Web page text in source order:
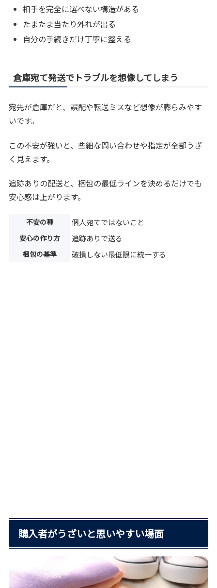
相手を完全に選べない構造がある
たまたま当たり外れが出る
自分の手続きだけ丁寧に整える
倉庫宛て発送でトラブルを想像してしまう
宛先が倉庫だと、誤配や転送ミスなど想像が膨らみやす
いです。
この不安が強いと、些細な問い合わせや指定が全部うざ
く見えます。
追跡ありの配送と、梱包の最低ラインを決めるだけでも
安心感は上がります。
不安の種 個人宛てではないこと
安心の作り方 追跡ありで送る
梱包の基準 破損しない最低限に統一する
購入者がうざいと思いやすい場面